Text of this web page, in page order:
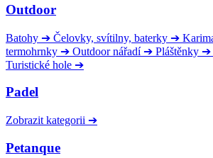
Outdoor
Batohy ➔ Čelovky, svítilny, baterky ➔
termohrnky ➔ Outdoor nářadí ➔ Pláštěnky ➔
Turistické hole ➔
Padel
Zobrazit kategorii ➔
Petanque